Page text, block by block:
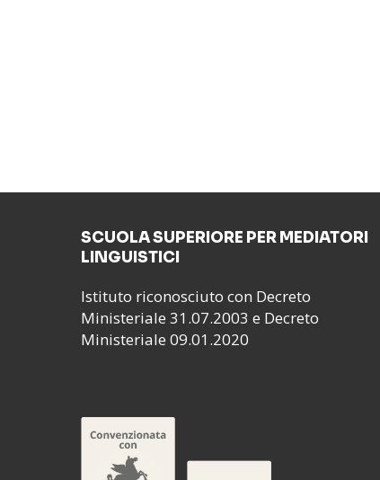
SCUOLA SUPERIORE PER MEDIATORI
LINGUISTICI
Istituto riconosciuto con Decreto
Ministeriale 31.07.2003 e Decreto
Ministeriale 09.01.2020